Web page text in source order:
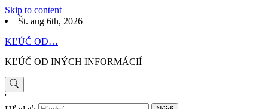
Skip to content
Št. aug 6th, 2026
KĽÚČ OD…
KĽÚČ OD INÝCH INFORMÁCIÍ
'